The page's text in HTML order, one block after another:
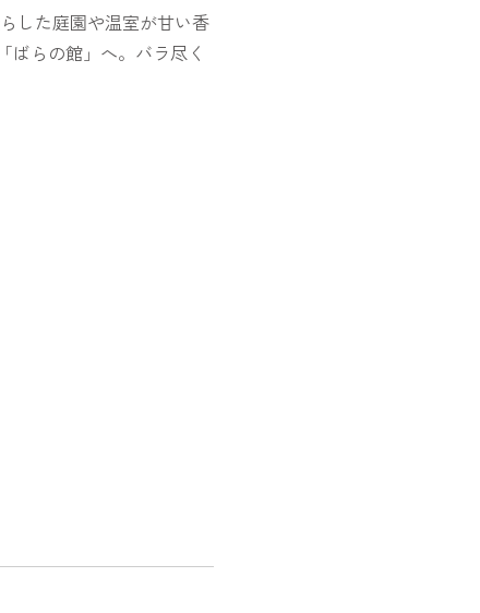
した庭園や温室が甘い香
ばらの館」へ。バラ尽く